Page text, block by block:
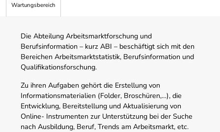
Wartungsbereich
Die Abteilung Arbeitsmarktforschung und
Berufsinformation – kurz ABI – beschäftigt sich mit den
Bereichen Arbeitsmarktstatistik, Berufsinformation und
Qualifikationsforschung.
Zu ihren Aufgaben gehört die Erstellung von
Informationsmaterialien (Folder, Broschüren,…), die
Entwicklung, Bereitstellung und Aktualisierung von
Online- Instrumenten zur Unterstützung bei der Suche
nach Ausbildung, Beruf, Trends am Arbeitsmarkt, etc.